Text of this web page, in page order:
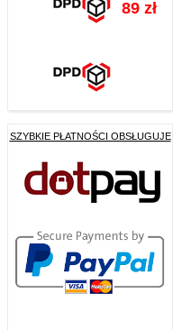
89 zł
SZYBKIE PŁATNOŚCI OBSŁUGUJE